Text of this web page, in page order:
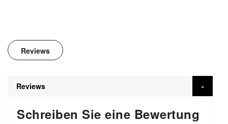
Reviews
Reviews
Schreiben Sie eine Bewertung